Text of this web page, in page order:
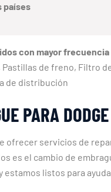
países
con mayor frecuencia
de freno, Filtro
de distribución
PARA
ofrecer servicios de
es el cambio de
estamos listos para